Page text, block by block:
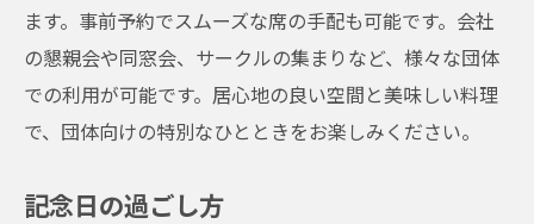
ます。事前予約でスムーズな席の手配も可能です。会社
の懇親会や同窓会、サークルの集まりなど、様々な団体
での利用が可能です。居心地の良い空間と美味しい料理
で、団体向けの特別なひとときをお楽しみください。
記念日の過ごし方